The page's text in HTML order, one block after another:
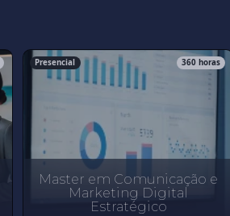
Presencial 360 horas
Master em Comunicação e
Marketing Digital
Estratégico